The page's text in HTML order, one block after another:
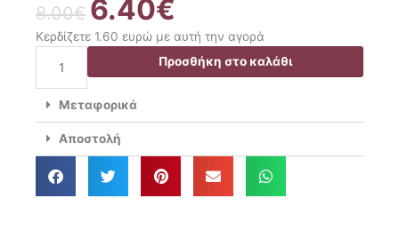
8.00€ Original
price
was:
6.40€
τρέχουσα
τιμή
είναι:
Κερδίζετε 1.60 ευρώ με αυτή την αγορά
Πετσέτα
Γυμναστηρίου
45×90
Micro
Προσθήκη στο καλάθι
Μεταφορικά
Αποστολή